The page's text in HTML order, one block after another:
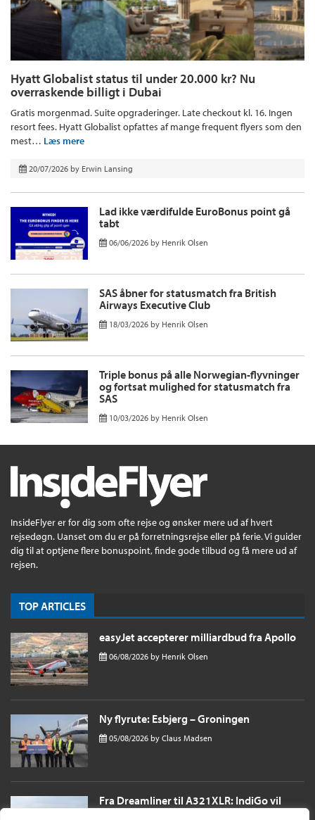
Hyatt Globalist status til under 20.000 kr? Nu
overraskende billigt i Dubai
Gratis morgenmad. Suite opgraderinger. Late checkout kl. 16. Ingen
resort fees. Hyatt Globalist opfattes af mange frequent flyers som den
mest… Læs mere
20/07/2026 by Erwin Lansing
Lad ikke værdifulde EuroBonus point gå
tabt
06/06/2026 by Henrik Olsen
SAS åbner for statusmatch fra British
Airways Executive Club
18/03/2026 by Henrik Olsen
Triple bonus på alle Norwegian-flyvninger
og fortsat mulighed for statusmatch fra
SAS
10/03/2026 by Henrik Olsen
InsideFlyer er for dig som ofte rejse og ønsker mere ud af hvert
rejsedøgn. Uanset om du er på forretningsrejse eller på ferie. Vi guider
dig til at optjene flere bonuspoint, finde gode tilbud og få mere ud af
rejsen.
TOP ARTICLES
easyJet accepterer milliardbud fra Apollo
06/08/2026 by Henrik Olsen
Ny flyrute: Esbjerg – Groningen
05/08/2026 by Claus Madsen
Fra Dreamliner til A321XLR: IndiGo vil
sende passagerer næsten 11 timer til